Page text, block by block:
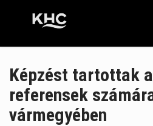
Képzést tartottak
referensek
vármegyében